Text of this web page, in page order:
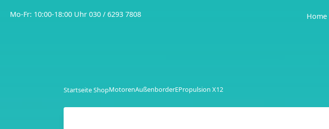
Mo-Fr: 10:00-18:00 Uhr 030 / 6293 7808 Home
Startseite ShopMotorenAußenborderEPropulsion X12